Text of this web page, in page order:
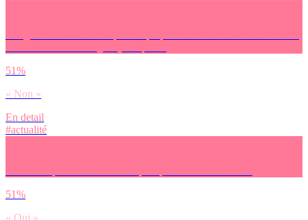
51%
« Non »
En detail
#actualité
51%
« Oui »